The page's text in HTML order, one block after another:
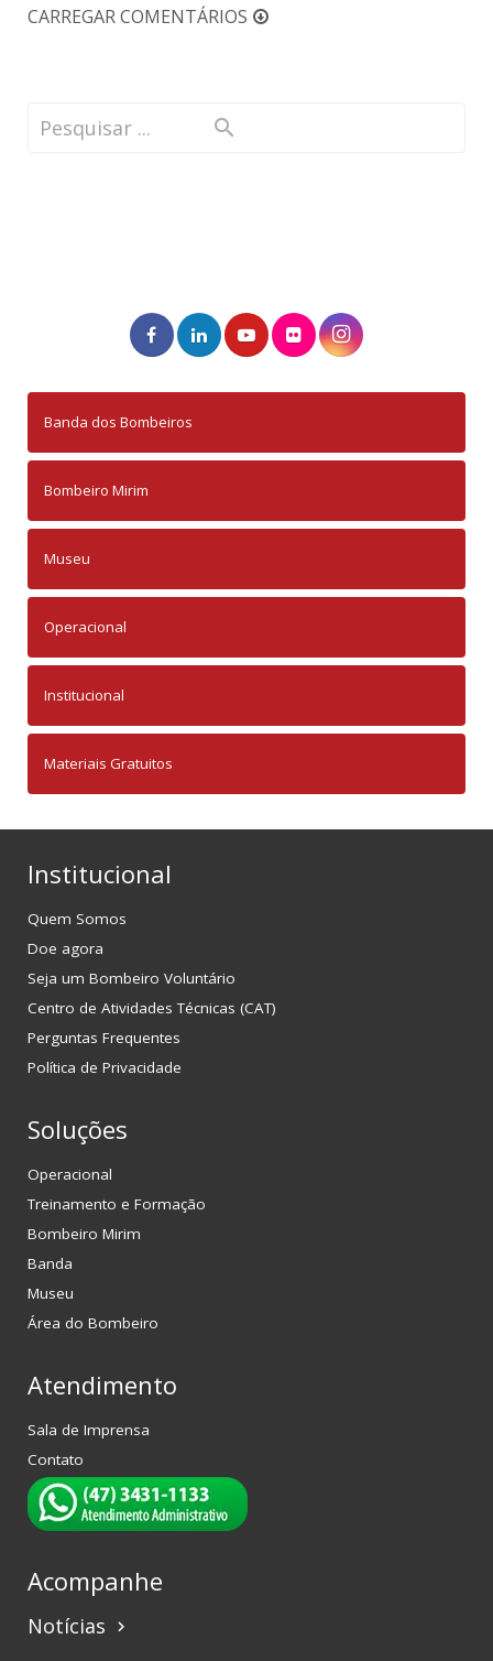
CARREGAR COMENTÁRIOS
Banda dos Bombeiros
Bombeiro Mirim
Museu
Operacional
Institucional
Materiais Gratuitos
Institucional
Quem Somos
Doe agora
Seja um Bombeiro Voluntário
Centro de Atividades Técnicas (CAT)
Perguntas Frequentes
Política de Privacidade
Soluções
Operacional
Treinamento e Formação
Bombeiro Mirim
Banda
Museu
Área do Bombeiro
Atendimento
Sala de Imprensa
Contato
Acompanhe
Notícias keyboard_arrow_right